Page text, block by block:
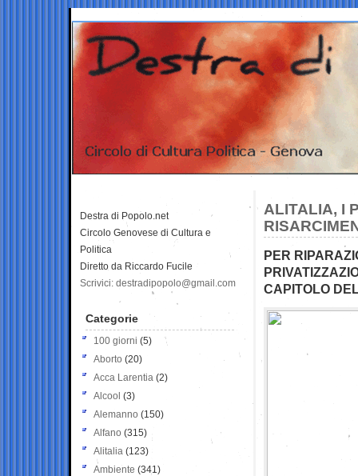
ALITALIA, I
PER
CAPITOLO
Destra di Popolo.net
Circolo Genovese di Cultura e
Politica
Diretto da Riccardo Fucile
Scrivici: destradipopolo@gmail.com
Categorie
100 giorni (5)
Aborto (20)
Acca Larentia (2)
Alcool (3)
Alemanno (150)
Alfano (315)
Alitalia (123)
Ambiente (341)